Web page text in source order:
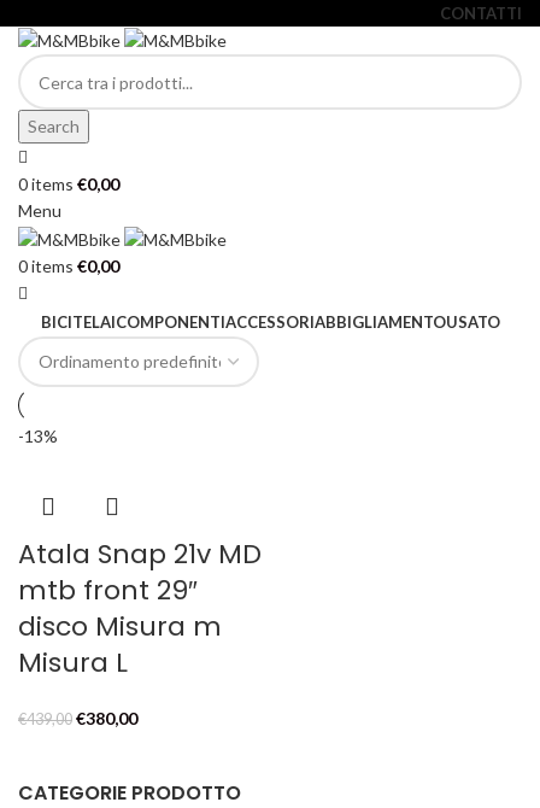
CONTATTI
Search
0items €0,00
Menu
0items €0,00
BICITELAICOMPONENTIACCESSORIABBIGLIAMENTOUSATO
CATEGORIE PRODOTTO
-13%
Atala Snap 21v MD
mtb front 29″
disco Misura m
Misura L
€439,00 Il
era:
€380,00Il
è: